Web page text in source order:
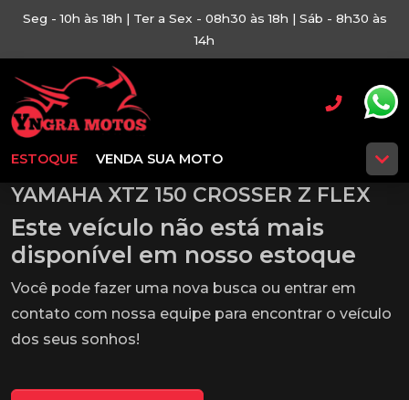
Seg - 10h às 18h | Ter a Sex - 08h30 às 18h | Sáb - 8h30 às
14h
ESTOQUE VENDA SUA MOTO
YAMAHA XTZ 150 CROSSER Z FLEX
Este veículo não está mais
disponível em nosso estoque
Você pode fazer uma nova busca ou entrar em
contato com nossa equipe para encontrar o veículo
dos seus sonhos!